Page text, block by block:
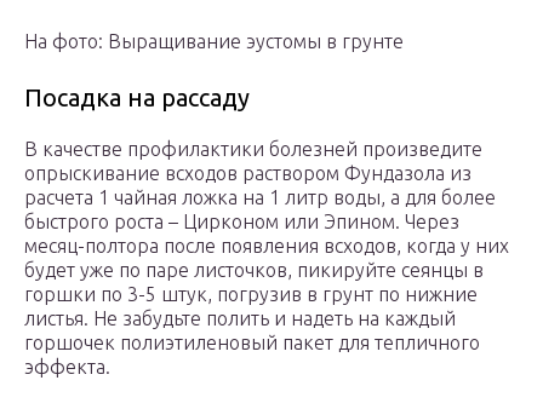
На фото: Выращивание эустомы в грунте
Посадка на рассаду
В качестве профилактики болезней произведите
опрыскивание всходов раствором Фундазола из
расчета 1 чайная ложка на 1 литр воды, а для более
быстрого роста – Цирконом или Эпином. Через
месяц-полтора после появления всходов, когда у них
будет уже по паре листочков, пикируйте сеянцы в
горшки по 3-5 штук, погрузив в грунт по нижние
листья. Не забудьте полить и надеть на каждый
горшочек полиэтиленовый пакет для тепличного
эффекта.